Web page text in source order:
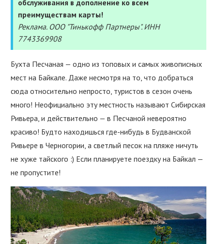
ПОДДЕРЖАТЬ
обслуживания в дополнение ко всем
преимуществам карты!
Реклама. ООО "Тинькофф Партнеры". ИНН
7743369908
Бухта Песчаная — одно из топовых и самых живописных
мест на Байкале. Даже несмотря на то, что добраться
сюда относительно непросто, туристов в сезон очень
много! Неофициально эту местность называют Сибирская
Ривьера, и действительно — в Песчаной невероятно
красиво! Будто находишься где-нибудь в Будванской
Ривьере в Черногории, а светлый песок на пляже ничуть
не хуже тайского :) Если планируете поездку на Байкал —
не пропустите!